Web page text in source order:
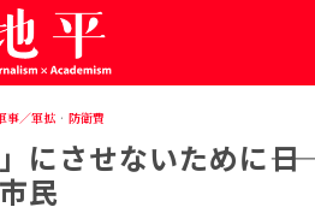
事／軍拡 · 防衛費
にさせないために――日
民